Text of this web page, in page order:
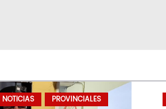
NOTICIAS PROVINCIALES